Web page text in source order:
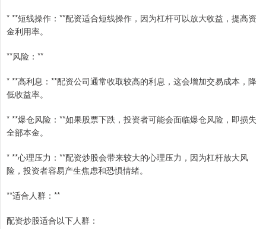
* **短线操作：**配资适合短线操作，因为杠杆可以放大收益，提高资
金利用率。
**风险：**
* **高利息：**配资公司通常收取较高的利息，这会增加交易成本，降
低收益率。
* **爆仓风险：**如果股票下跌，投资者可能会面临爆仓风险，即损失
全部本金。
* **心理压力：**配资炒股会带来较大的心理压力，因为杠杆放大风
险，投资者容易产生焦虑和恐惧情绪。
**适合人群：**
配资炒股适合以下人群：